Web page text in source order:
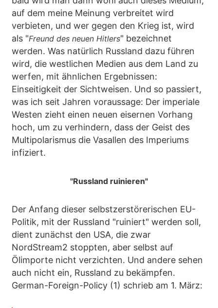
auf dem meine Meinung verbreitet wird
verbieten, und wer gegen den Krieg ist, wird
als "Freund des neuen Hitlers" bezeichnet
werden. Was natürlich Russland dazu führen
wird, die westlichen Medien aus dem Land zu
werfen, mit ähnlichen Ergebnissen:
Einseitigkeit der Sichtweisen. Und so passiert,
was ich seit Jahren voraussage: Der imperiale
Westen zieht einen neuen eisernen Vorhang
hoch, um zu verhindern, dass der Geist des
Multipolarismus die Vasallen des Imperiums
infiziert.
"Russland ruinieren"
Der Anfang dieser selbstzerstörerischen EU-
Politik, mit der Russland "ruiniert" werden soll,
dient zunächst den USA, die zwar
NordStream2 stoppten, aber selbst auf
Ölimporte nicht verzichten. Und andere sehen
auch nicht ein, Russland zu bekämpfen.
German-Foreign-Policy (1) schrieb am 1. März: